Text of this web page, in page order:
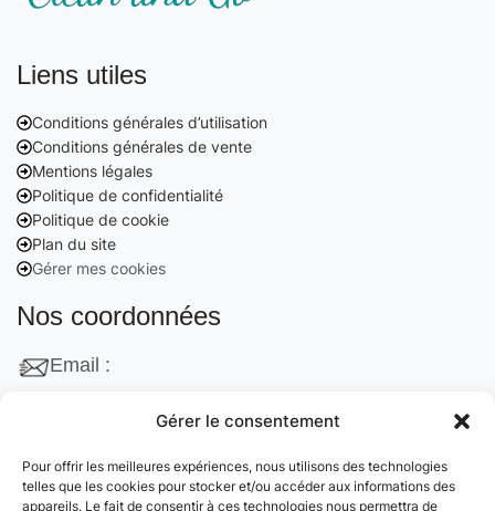
Gérer le consentement
Pour offrir les meilleures expériences, nous utilisons des technologies
telles que les cookies pour stocker et/ou accéder aux informations des
appareils. Le fait de consentir à ces technologies nous permettra de
Liens utiles
Conditions générales d’utilisation
Conditions générales de vente
Mentions légales
Politique de confidentialité
Politique de cookie
Plan du site
Gérer mes cookies
Nos coordonnées
Email :
132 Rue Edouard Vaillant, 95870 Bezons, France